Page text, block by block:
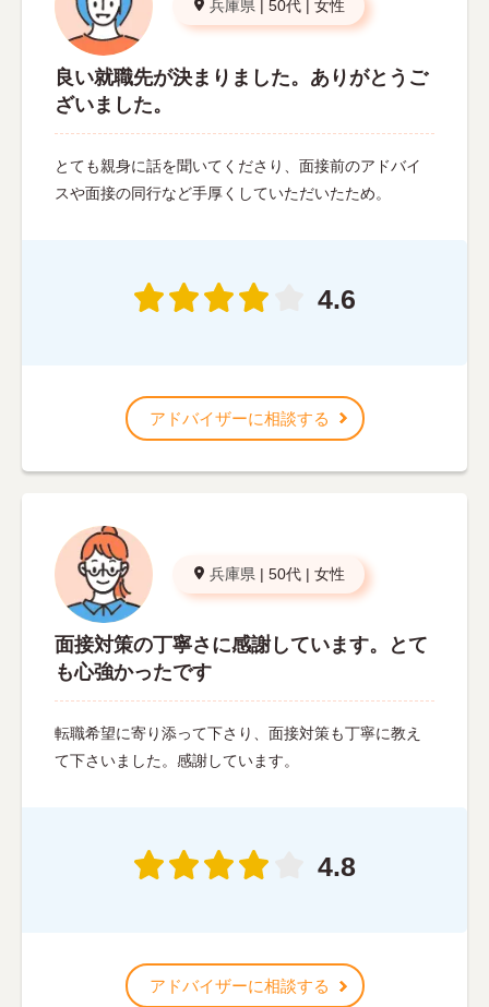
兵庫県 50代 女性
良い就職先が決まりました。ありがとうご
ざいました。
とても親身に話を聞いてくださり、面接前のアドバイ
スや面接の同行など手厚くしていただいたため。
4.6
アドバイザーに相談する
兵庫県 | 50代 | 女性
面接対策の丁寧さに感謝しています。とて
も心強かったです
転職希望に寄り添って下さり、面接対策も丁寧に教え
て下さいました。感謝しています。
4.8
アドバイザーに相談する